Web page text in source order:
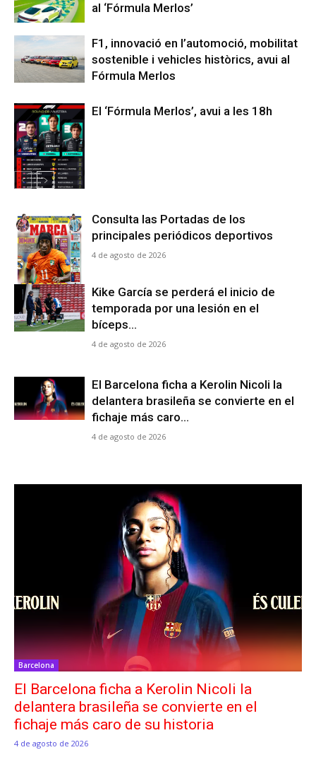
al ‘Fórmula Merlos’
F1, innovació en l’automoció, mobilitat
sostenible i vehicles històrics, avui al
Fórmula Merlos
El ‘Fórmula Merlos’, avui a les 18h
Consulta las Portadas de los
principales periódicos deportivos
4 de agosto de 2026
Kike García se perderá el inicio de
temporada por una lesión en el
bíceps...
4 de agosto de 2026
El Barcelona ficha a Kerolin Nicoli la
delantera brasileña se convierte en el
fichaje más caro...
4 de agosto de 2026
Barcelona
El Barcelona ficha a Kerolin Nicoli la
delantera brasileña se convierte en el
fichaje más caro de su historia
4 de agosto de 2026